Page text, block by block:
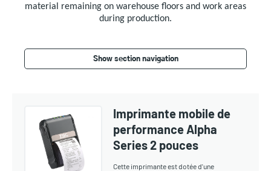
material remaining on warehouse floors and work areas
during production.
Show section navigation
Imprimante mobile de
performance Alpha
Series 2 pouces
Cette imprimante est dotée d'une